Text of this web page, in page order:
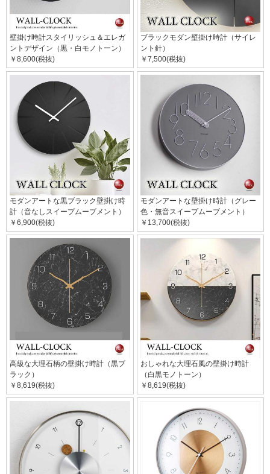
壁掛け時計スタイリッシュ＆エレガ
ントデザイン（黒・白モノトーン）
￥8,600(税抜)
ブラックモダン壁掛け時計（サイレ
ント針）
￥7,500(税抜)
モダンアートな黒ブラック壁掛け時
計（音なしスイープムーブメント）
￥6,900(税抜)
モダンアートな壁掛け時計（グレー
色・無音スイープムーブメント）
￥13,700(税抜)
高級な大理石柄の壁掛け時計（黒ブ
ラック）
￥8,619(税抜)
おしゃれな大理石風の壁掛け時計
（白黒モノトーン）
￥8,619(税抜)